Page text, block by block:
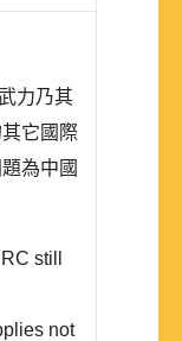
力乃其
它國際
為中國
still
not